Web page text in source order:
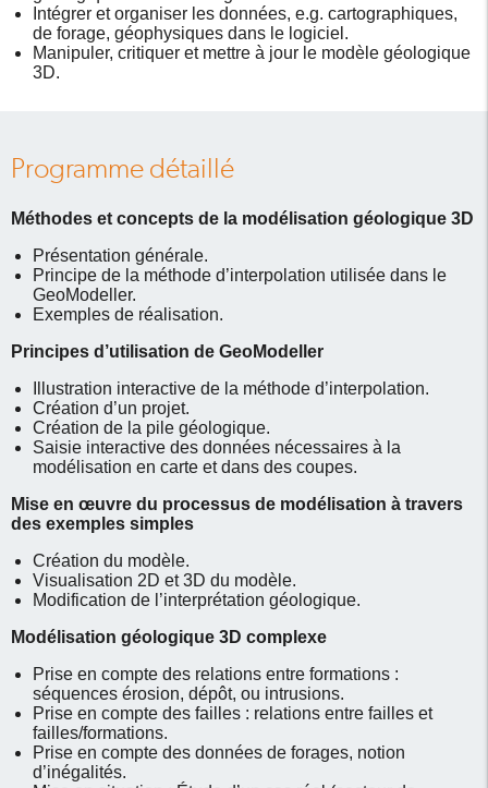
Intégrer et organiser les données, e.g. cartographiques,
de forage, géophysiques dans le logiciel.
Manipuler, critiquer et mettre à jour le modèle géologique
3D.
Programme détaillé
Méthodes et concepts de la modélisation géologique 3D
Présentation générale.
Principe de la méthode d’interpolation utilisée dans le
GeoModeller.
Exemples de réalisation.
Principes d’utilisation de GeoModeller
Illustration interactive de la méthode d’interpolation.
Création d’un projet.
Création de la pile géologique.
Saisie interactive des données nécessaires à la
modélisation en carte et dans des coupes.
Mise en œuvre du processus de modélisation à travers
des exemples simples
Création du modèle.
Visualisation 2D et 3D du modèle.
Modification de l’interprétation géologique.
Modélisation géologique 3D complexe
Prise en compte des relations entre formations :
séquences érosion, dépôt, ou intrusions.
Prise en compte des failles : relations entre failles et
failles/formations.
Prise en compte des données de forages, notion
d’inégalités.